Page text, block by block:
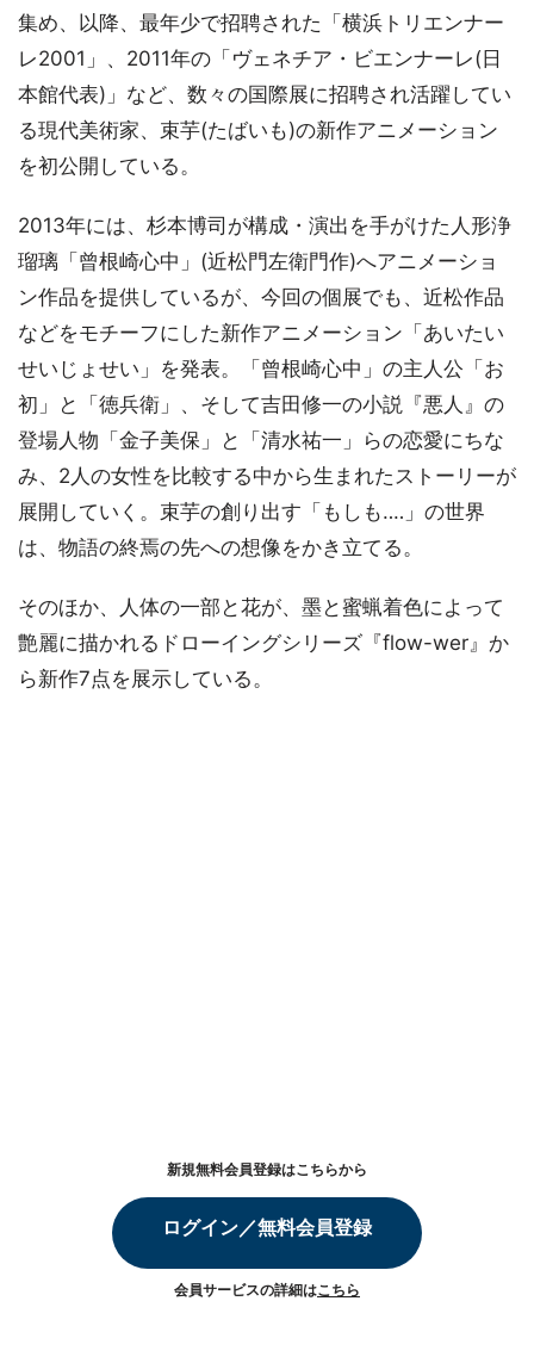
集め、以降、最年少で招聘された「横浜トリエンナー
レ2001」、2011年の「ヴェネチア・ビエンナーレ(日
本館代表)」など、数々の国際展に招聘され活躍してい
る現代美術家、束芋(たばいも)の新作アニメーション
を初公開している。
2013年には、杉本博司が構成・演出を手がけた人形浄
瑠璃「曾根崎心中」(近松門左衛門作)へアニメーショ
ン作品を提供しているが、今回の個展でも、近松作品
などをモチーフにした新作アニメーション「あいたい
せいじょせい」を発表。「曾根崎心中」の主人公「お
初」と「徳兵衛」、そして吉田修一の小説『悪人』の
登場人物「金子美保」と「清水祐一」らの恋愛にちな
み、2人の女性を比較する中から生まれたストーリーが
展開していく。束芋の創り出す「もしも‥‥」の世界
は、物語の終焉の先への想像をかき立てる。
そのほか、人体の一部と花が、墨と蜜蝋着色によって
艶麗に描かれるドローイングシリーズ『flow-wer』か
ら新作7点を展示している。
新規無料会員登録はこちらから
ログイン／無料会員登録
会員サービスの詳細はこちら